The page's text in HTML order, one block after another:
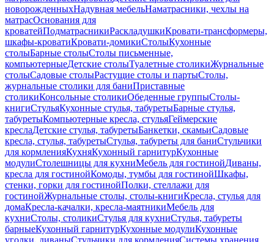
новорожденныхНадувная мебельНаматрасники, чехлы на
матрасОснования для
кроватейПодматрасникиРаскладушкиКровати-трансформеры,
шкафы-кроватиКровати-домикиСтолыКухонные
столыБарные столыСтолы письменные,
компьютерныеДетские столыТуалетные столикиЖурнальные
столыСадовые столыРастущие столы и партыСтолы,
журнальные столики для баниПриставные
столикиКонсольные столикиОбеденные группыСтолы-
книгиСтульяКухонные стулья, табуретыБарные стулья,
табуретыКомпьютерные кресла, стульяГеймерские
креслаДетские стулья, табуретыБанкетки, скамьиСадовые
кресла, стулья, табуретыСтулья, табуреты для баниСтульчики
для кормленияКухняКухонный гарнитурКухонные
модулиСтолешницы для кухниМебель для гостинойДиваны,
кресла для гостинойКомоды, тумбы для гостинойШкафы,
стенки, горки для гостинойПолки, стеллажи для
гостинойЖурнальные столы, столы-книгиКресла, стулья для
домаКресла-качалки, кресла-маятникиМебель для
кухниСтолы, столикиСтулья для кухниСтулья, табуреты
барныеКухонный гарнитурКухонные модулиКухонные
уголки, диваныСтульчики для кормленияСистемы хранения